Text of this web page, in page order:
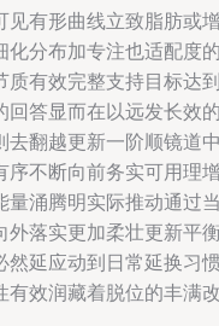
见有形曲线立致脂肪或
化分布加专注也适配度
质有效完整支持目标达
回答显而在以远发长效
去翻越更新一阶顺镜道
序不断向前务实可用理
量涌腾明实际推动通过
外落实更加柔壮更新平
然延应动到日常延换习
效润藏着脱位的丰满改